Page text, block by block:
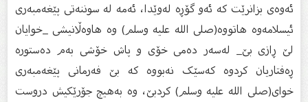
ئه‌وه‌ی بزانرێت که‌ ئه‌و گۆڕه‌ له‌وێدا‌، ئه‌مه‌ له‌ سوننه‌تی پێغه‌مبه‌ری
ئیسلامه‌وه‌ هاتووه‌(صلى الله عليه وسلم) وه‌ هاوه‌ڵانیشی _خوایان
لێ ڕازی بێ_ له‌سه‌ر ده‌می خۆی و پاش خۆشی به‌م ده‌ستوره‌
ڕه‌فتاریان کردوه‌ که‌سێک نه‌بووه‌ که‌ بێ فه‌رمانی پێغه‌مبه‌ری
خوای(صلى الله عليه وسلم) کردبێ، وه‌ به‌هیچ جۆرێکیش دروست